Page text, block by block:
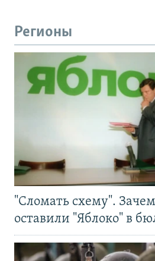
Регионы
"Сломать схему".
оставили "Яблоко" в